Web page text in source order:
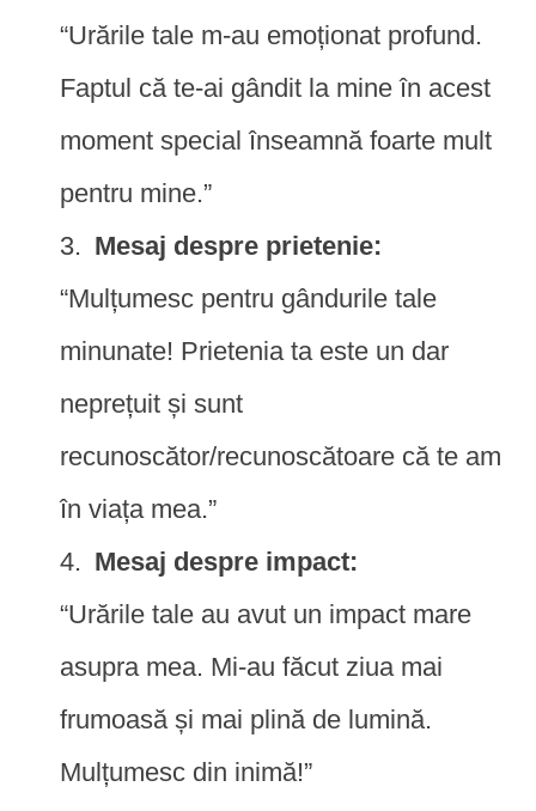
“Urările tale m-au emoționat profund.
Faptul că te-ai gândit la mine în acest
moment special înseamnă foarte mult
pentru mine.”
Mesaj despre prietenie:
“Mulțumesc pentru gândurile tale
minunate! Prietenia ta este un dar
neprețuit și sunt
recunoscător/recunoscătoare că te am
în viața mea.”
Mesaj despre impact:
“Urările tale au avut un impact mare
asupra mea. Mi-au făcut ziua mai
frumoasă și mai plină de lumină.
Mulțumesc din inimă!”